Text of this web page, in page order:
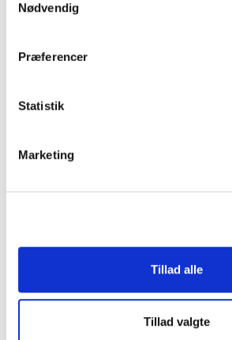
Nødvendig
Præferencer
Statistik
Marketing
Tillad alle
Tillad valgte
Joakim von And’ske dimensioner.